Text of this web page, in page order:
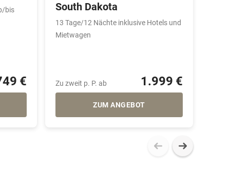
bis
€
South Dakota
13 Tage/12 Nächte inklusive Hotels und
Mietwagen
Zu zweit p. P. ab 1.999 €
ZUM ANGEBOT